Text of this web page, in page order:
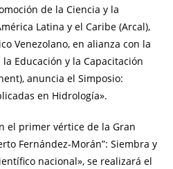
de la Ciencia y la
Latina y el Caribe (Arcal),
Venezolano, en alianza con la
Educación y la Capacitación
anuncia el Simposio:
en Hidrología».
el primer vértice de la Gran
Fernández-Morán”: Siembra y
nacional», se realizará el